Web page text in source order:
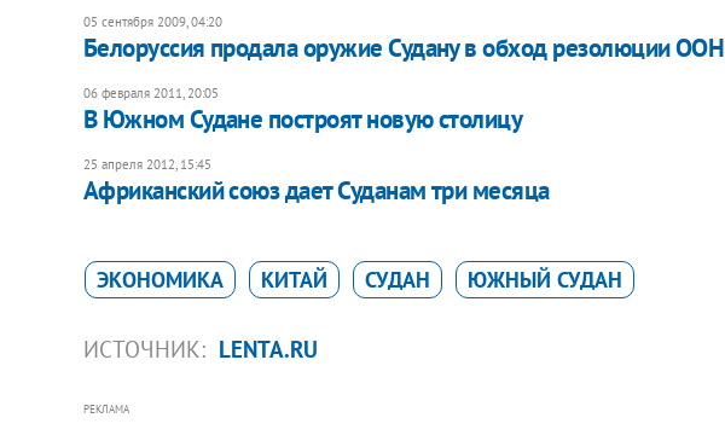
05 сентября 2009, 04:20
Белоруссия продала оружие Судану в обход резолюции ООН
06 февраля 2011, 20:05
В Южном Судане построят новую столицу
25 апреля 2012, 15:45
Африканский союз дает Суданам три месяца
ЭКОНОМИКА КИТАЙ СУДАН ЮЖНЫЙ СУДАН
ИСТОЧНИК: LENTA.RU
РЕКЛАМА